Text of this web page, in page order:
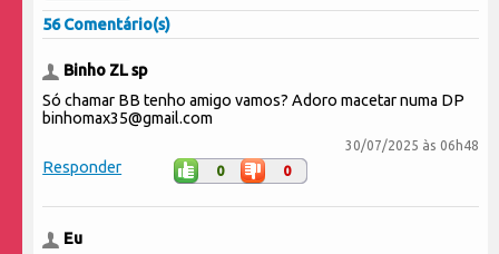
56 Comentário(s)
Binho ZL sp
Só chamar BB tenho amigo vamos? Adoro macetar numa DP
binhomax35@gmail.com
30/07/2025 às 06h48
Responder 0 0
Eu